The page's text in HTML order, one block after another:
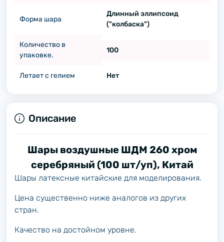
Форма шара
Длинный эллипсоид
("колбаска")
Количество в
упаковке.
100
Летает с гелием Нет
Описание
Шары воздушные ШДМ 260 хром
серебряный (100 шт/уп), Китай
Шары латексные китайские для моделирования.
Цена существенно ниже аналогов из других
стран.
Качество на достойном уровне.